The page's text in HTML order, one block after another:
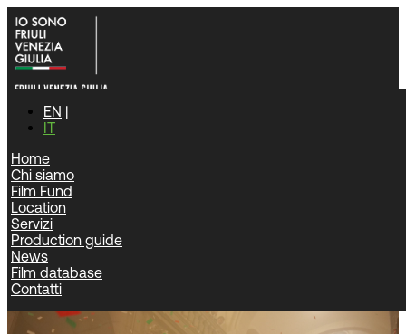
EN
IT
Home
Chi siamo
Film Fund
Location
Servizi
Production guide
News
Film database
Contatti
Home| News
“Alla festa della rivoluzione” di Arnaldo Catinari dal 16 aprile
nelle sale italiane
News